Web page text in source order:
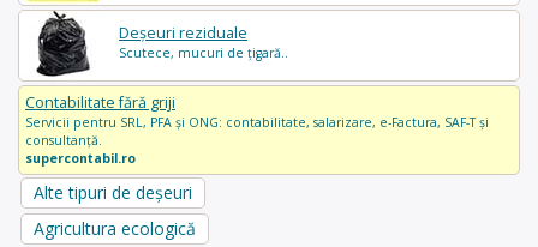
Deșeuri reziduale
Scutece, mucuri de țigară..
Contabilitate fără griji
Servicii pentru SRL, PFA și ONG: contabilitate, salarizare, e-Factura, SAF-T și
consultanță.
supercontabil.ro
Alte tipuri de deșeuri
Agricultura ecologică